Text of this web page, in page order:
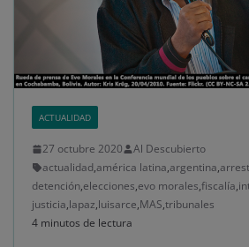
ACTUALIDAD
27 octubre 2020
Al Descubierto
actualidad,américa latina,argentina,
detención,elecciones,evo morales,fiscalía,
justicia,lapaz,luisarce,MAS,tribunales
4 minutos de lectura